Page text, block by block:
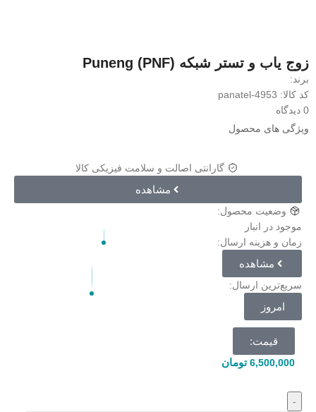
زوج یاب و تستر شبکه Puneng (PNF)
برند:
کد کالا: panatel-4953
0 دیدگاه
ویژگی های محصول
گارانتی اصالت و سلامت فیزیکی کالا
مشاهده
وضعیت محصول:
موجود در انبار
زمان و هزینه ارسال:
مشاهده
سریع‌ترین ارسال:
امروز
قیمت:
6,500,000 تومان
-